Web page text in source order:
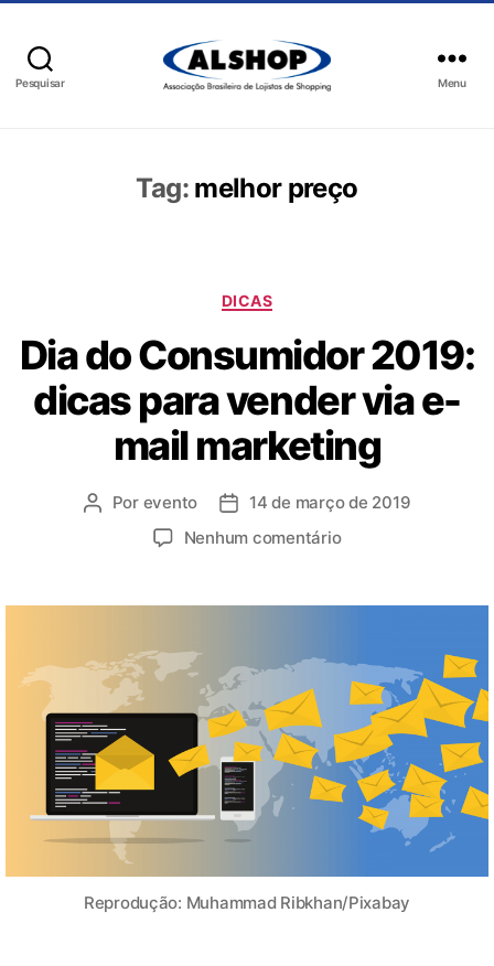
Pesquisar Menu
Tag:melhor preço
DICAS
Dia do Consumidor 2019:
dicas para vender via e-
mail marketing
Por evento
14 de março de 2019
Nenhum comentário
Reprodução: Muhammad Ribkhan/Pixabay